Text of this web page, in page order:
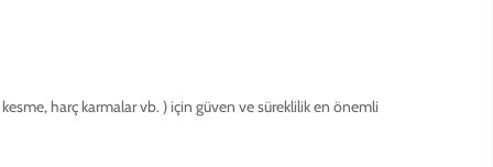
harç karmalar vb. ) için güven ve süreklilik en önemli